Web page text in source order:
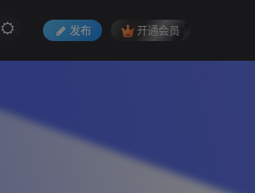
发布 开通会员